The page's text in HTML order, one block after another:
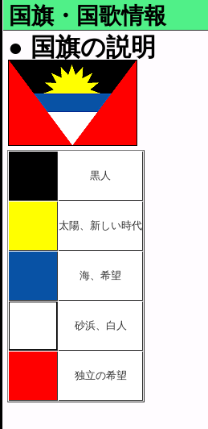
国旗・国歌情報
● 国旗の説明
黒人
太陽、新しい時代
海、希望
砂浜、白人
独立の希望